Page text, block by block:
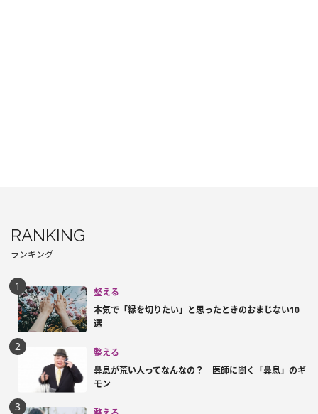
RANKING
ランキング
整える
本気で「縁を切りたい」と思ったときのおまじない10
選
整える
鼻息が荒い人ってなんなの？ 医師に聞く「鼻息」のギ
モン